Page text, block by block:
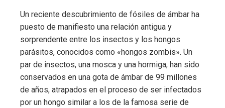
Un reciente descubrimiento de fósiles de ámbar ha
puesto de manifiesto una relación antigua y
sorprendente entre los insectos y los hongos
parásitos, conocidos como «hongos zombis». Un
par de insectos, una mosca y una hormiga, han sido
conservados en una gota de ámbar de 99 millones
de años, atrapados en el proceso de ser infectados
por un hongo similar a los de la famosa serie de